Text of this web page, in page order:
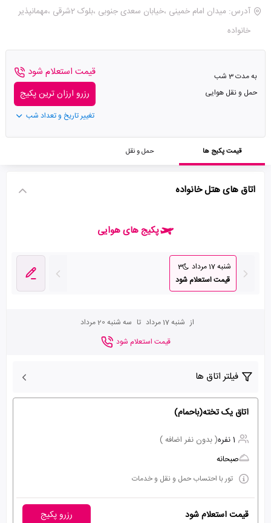
آدرس: میدان امام خمینی ،خیابان سعدی جنوبی ،بلوک 2شرقی ،مهمانپذیر
خانواده
به مدت 3 شب
حمل و نقل هوایی
قیمت استعلام شود
رزرو ارزان ترین پکیج
تغییر تاریخ و تعداد شب
قیمت پکیج ها حمل و نقل
اتاق های هتل خانواده
پکیج های هوایی
شنبه 17 مرداد
3
قیمت استعلام شود
از شنبه 17 مرداد تا سه شنبه 20 مرداد
قیمت استعلام شود
فیلتر اتاق ها
اتاق یک تخته(باحمام)
1 نفره
( بدون نفر اضافه )
صبحانه
تور با احتساب حمل و نقل و خدمات
قیمت استعلام شود رزرو پکیج